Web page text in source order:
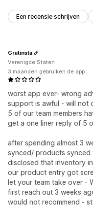
Een recensie schrijven
worst app ever- wrong
support is awful - will not
5 of our team members
get a one liner reply of 5
after spending almost 3
synced/ products synced
disclosed that inventory
our product entry got
let your team take over -
first reach out 3 weeks
would not recommend -
Gratinsta
Verenigde Staten
3 maanden gebruiken de app